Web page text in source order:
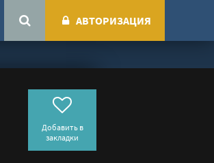
АВТОРИЗАЦИЯ
Добавить в
закладки